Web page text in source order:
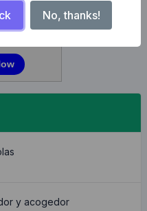
y acogedor
No, thanks!